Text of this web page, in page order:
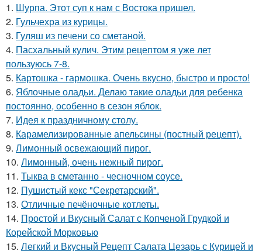
1. Шурпа. Этот суп к нам с Востока пришел.
2. Гульчехра из курицы.
3. Гуляш из печени со сметаной.
4. Пасхальный кулич. Этим рецептом я уже лет
пользуюсь 7-8.
5. Картошка - гармошка. Очень вкусно, быстро и просто!
6. Яблочные оладьи. Делаю такие оладьи для ребенка
постоянно, особенно в сезон яблок.
7. Идея к праздничному столу.
8. Карамелизированные апельсины (постный рецепт).
9. Лимонный освежающий пирог.
10. Лимонный, очень нежный пирог.
11. Тыква в сметанно - чесночном соусе.
12. Пушистый кекс "Секретарский".
13. Отличные печёночные котлеты.
14. Простой и Вкусный Салат с Копченой Грудкой и
Корейской Морковью
15. Легкий и Вкусный Рецепт Салата Цезарь с Курицей и